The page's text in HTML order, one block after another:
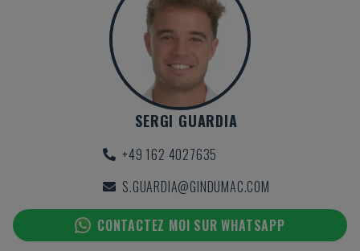
SERGI GUARDIA
+49 162 4027635
S.GUARDIA@GINDUMAC.COM
CONTACTEZ MOI SUR WHATSAPP